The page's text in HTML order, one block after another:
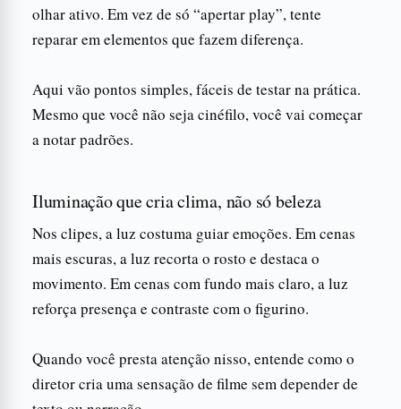
olhar ativo. Em vez de só “apertar play”, tente
reparar em elementos que fazem diferença.
Aqui vão pontos simples, fáceis de testar na prática.
Mesmo que você não seja cinéfilo, você vai começar
a notar padrões.
Iluminação que cria clima, não só beleza
Nos clipes, a luz costuma guiar emoções. Em cenas
mais escuras, a luz recorta o rosto e destaca o
movimento. Em cenas com fundo mais claro, a luz
reforça presença e contraste com o figurino.
Quando você presta atenção nisso, entende como o
diretor cria uma sensação de filme sem depender de